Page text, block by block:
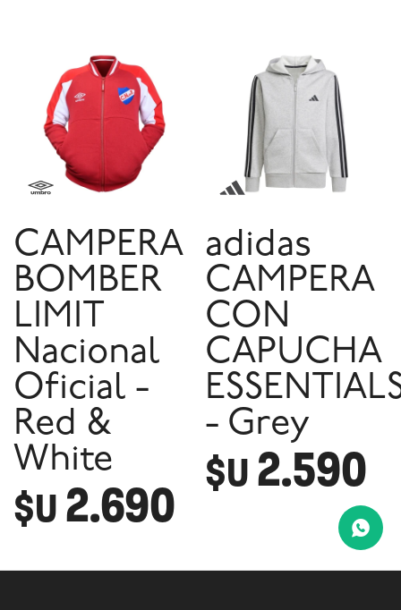
CAMPERA
BOMBER
LIMIT
Nacional
Oficial -
Red &
White
$U2.690
adidas
CAMPERA
CON
CAPUCHA
- Grey
$U2.590